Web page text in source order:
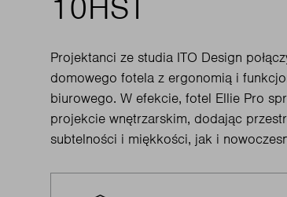
10HST
Projektanci ze studia ITO Design
domowego fotela z ergonomią i
biurowego. W efekcie, fotel Ellie Pro
projekcie wnętrzarskim, dodając
subtelności i miękkości, jak i